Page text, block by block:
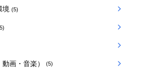
境 (5)
画・音楽） (5)